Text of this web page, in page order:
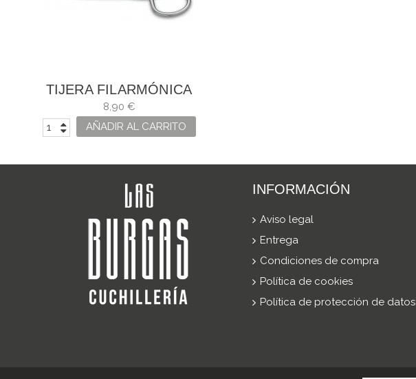
TIJERA FILARMÓNICA
COCINA VARIOS USOS
8,90 €
AÑADIR AL CARRITO
INFORMACIÓN
Aviso legal
Entrega
Condiciones de compra
Política de cookies
Política de protección de datos